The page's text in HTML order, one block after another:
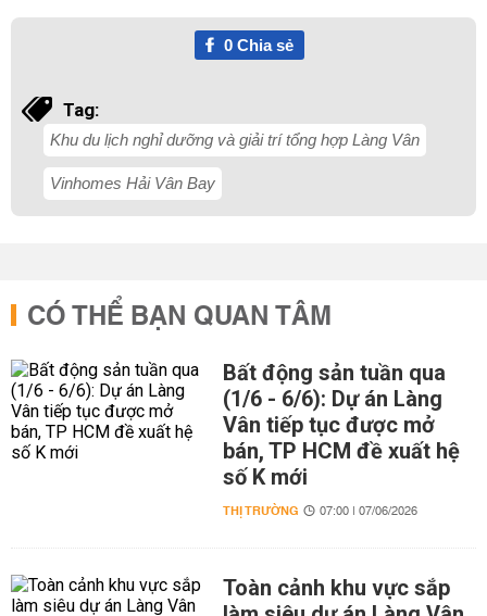
0Chia sẻ
Tag:
Khu du lịch nghỉ dưỡng và giải trí tổng hợp Làng Vân
Vinhomes Hải Vân Bay
CÓ THỂ BẠN QUAN TÂM
Bất động sản tuần qua
(1/6 - 6/6): Dự án Làng
Vân tiếp tục được mở
bán, TP HCM đề xuất hệ
số K mới
THỊ TRƯỜNG 07:00 | 07/06/2026
Toàn cảnh khu vực sắp